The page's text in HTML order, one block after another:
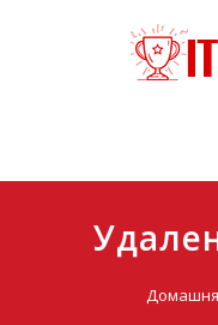
Домашня